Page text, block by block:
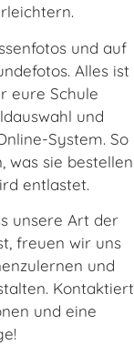
und auf
Alles ist
eure Schule
und
System. So
was sie bestellen
entlastet.
unsere Art der
freuen wir uns
und
Kontaktiert
und eine